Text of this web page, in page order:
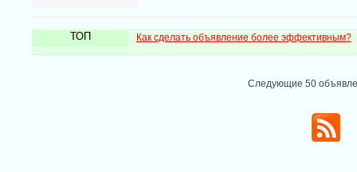
ТОП Как сделать объявление более эффективным?
Следующие 50